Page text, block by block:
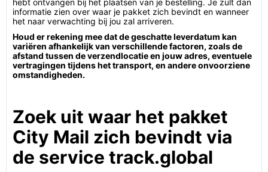
hebt ontvangen bij het plaatsen van je bestelling. Je zult dan
informatie zien over waar je pakket zich bevindt en wanneer
het naar verwachting bij jou zal arriveren.
Houd er rekening mee dat de geschatte leverdatum kan
variëren afhankelijk van verschillende factoren, zoals de
afstand tussen de verzendlocatie en jouw adres, eventuele
vertragingen tijdens het transport, en andere onvoorziene
omstandigheden.
Zoek uit waar het pakket
City Mail zich bevindt via
de service track.global